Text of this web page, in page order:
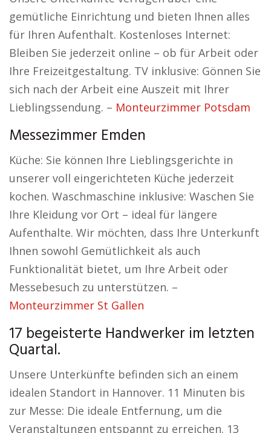
gemütliche Einrichtung und bieten Ihnen alles
für Ihren Aufenthalt. Kostenloses Internet:
Bleiben Sie jederzeit online – ob für Arbeit oder
Ihre Freizeitgestaltung. TV inklusive: Gönnen Sie
sich nach der Arbeit eine Auszeit mit Ihrer
Lieblingssendung. – Monteurzimmer Potsdam
Messezimmer Emden
Küche: Sie können Ihre Lieblingsgerichte in
unserer voll eingerichteten Küche jederzeit
kochen. Waschmaschine inklusive: Waschen Sie
Ihre Kleidung vor Ort – ideal für längere
Aufenthalte. Wir möchten, dass Ihre Unterkunft
Ihnen sowohl Gemütlichkeit als auch
Funktionalität bietet, um Ihre Arbeit oder
Messebesuch zu unterstützen. –
Monteurzimmer St Gallen
17 begeisterte Handwerker im letzten
Quartal.
Unsere Unterkünfte befinden sich an einem
idealen Standort in Hannover. 11 Minuten bis
zur Messe: Die ideale Entfernung, um die
Veranstaltungen entspannt zu erreichen. 13